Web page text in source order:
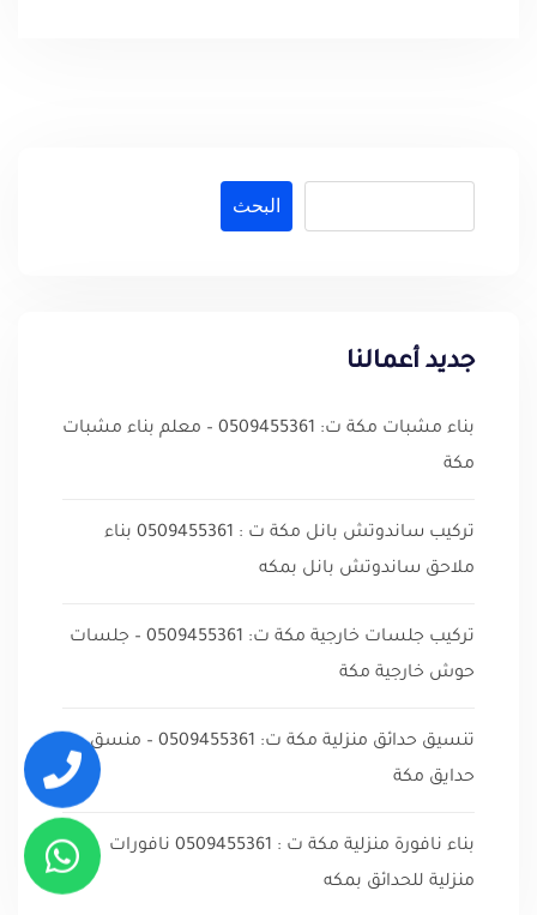
البحث
جديد أعمالنا
بناء مشبات مكة ت: 0509455361 – معلم بناء مشبات
مكة
تركيب ساندوتش بانل مكة ت : 0509455361 بناء
ملاحق ساندوتش بانل بمكه
تركيب جلسات خارجية مكة ت: 0509455361 – جلسات
حوش خارجية مكة
تنسيق حدائق منزلية مكة ت: 0509455361 – منسق
حدايق مكة
بناء نافورة منزلية مكة ت : 0509455361 نافورات
منزلية للحدائق بمكه